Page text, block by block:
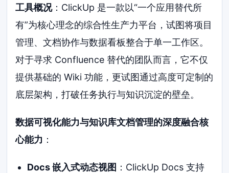
工具概况：ClickUp 是一款以“一个应用替代所
有”为核心理念的综合性生产力平台，试图将项目
管理、文档协作与数据看板整合于单一工作区。
对于寻求 Confluence 替代的团队而言，它不仅
提供基础的 Wiki 功能，更试图通过高度可定制的
底层架构，打破任务执行与知识沉淀的壁垒。
数据可视化能力与知识库文档管理的深度融合核
心能力 ：
Docs 嵌入式动态视图 ：ClickUp Docs 支持